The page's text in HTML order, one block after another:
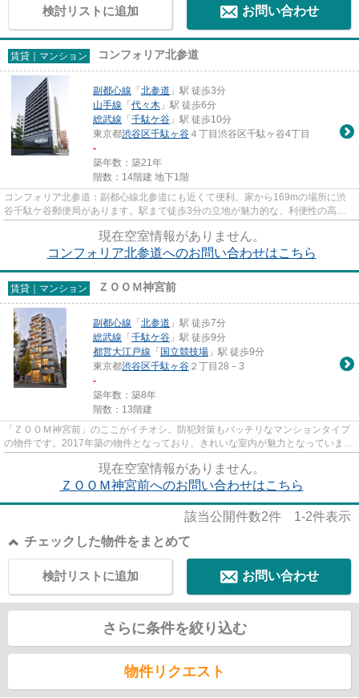
検討リストに追加 お問い合わせ
賃貸｜マンション コンフォリア北参道
副都心線 「 北参道 」駅 徒歩3分
山手線 「 代々木 」駅 徒歩6分
総武線 「 千駄ケ谷 」駅 徒歩10分
東京都渋谷区千駄ヶ谷 ４丁目渋谷区千駄ヶ谷4丁目
-
築年数：築21年
階数：14階建 地下1階
コンフォリア北参道：副都心線北参道にも近くて便利。家から169mの場所に渋
谷千駄ケ谷郵便局があります。駅まで徒歩3分の立地が魅力的な、利便性の高い
現在空室情報がありません。
コンフォリア北参道へのお問い合わせはこちら
賃貸｜マンション ＺＯＯＭ神宮前
副都心線 「 北参道 」駅 徒歩7分
総武線 「 千駄ケ谷 」駅 徒歩9分
都営大江戸線 「 国立競技場 」駅 徒歩9分
東京都渋谷区千駄ヶ谷 ２丁目28－3
-
築年数：築8年
階数：13階建
「ＺＯＯＭ神宮前」のここがイチオシ。防犯対策もバッチリなマンションタイプ
の物件です。2017年築の物件となっており、きれいな室内が魅力となっていま
現在空室情報がありません。
ＺＯＯＭ神宮前へのお問い合わせはこちら
該当公開件数2件 1-2件表示
チェックした物件をまとめて
お問い合わせ
検討リストに追加
さらに条件を絞り込む
物件リクエスト